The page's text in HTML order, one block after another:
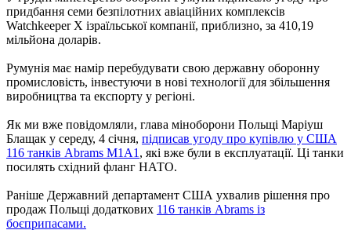
придбання семи безпілотних авіаційних комплексів
Watchkeeper X ізраїльської компанії, приблизно, за 410,19
мільйона доларів.
Румунія має намір перебудувати свою державну оборонну
промисловість, інвестуючи в нові технології для збільшення
виробництва та експорту у регіоні.
Як ми вже повідомляли, глава міноборони Польщі Маріуш
Блащак у середу, 4 січня, підписав угоду про купівлю у США
116 танків Abrams M1A1 , які вже були в експлуатації. Ці танки
посилять східний фланг НАТО.
Раніше Державний департамент США ухвалив рішення про
продаж Польщі додаткових 116 танків Abrams із
боєприпасами.